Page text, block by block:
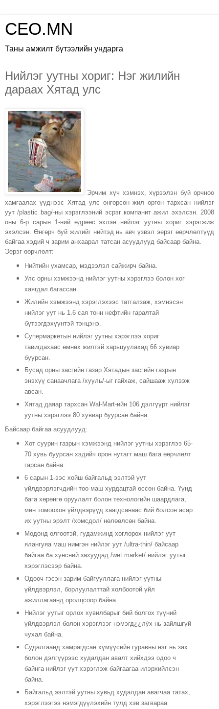
CEO.MN
Таны амжилт бүтээлийн ундарга
Нийлэг уутны хориг: Нэг жилийн
дараах Хятад улс
Эрчим хүч хэмнэх, хүрээлэн буй орчноо
хамгаалах үүднээс Хятад улс өнгөрсөн жилөргөн тархсан нийлэг
уут /plastic bag/-ны хэрэглээний эсрэг компанит ажил эхэлсэн. 2008
оны 6-р сарын 1-ний өдрөөс эхлэн нийлэг уутны хориг хэрэгжиж
эхэлсэн. Өнгөрч буй жилийг нийтэд нь авч үзвэл эерэг өөрчлөлтүүд
байгаа хэдий ч зарим анхаарал татсан асуудлууд байсаар байна.
Эерэг өөрчлөлт:
Нийтийн ухамсар, мэдээлэл сайжирч байна.
Улс орны хэмжээнд нийлэг уутны хэрэглээ болон хог
хаягдал багассан.
Жилийн хэмжээнд хэрэглэхээс татгалзаж, хэмнэсэн
нийлэг уут нь 1.6 сая тонн нефтийн гаралтай
бүтээгдэхүүнтэй тэнцэнэ.
Супермаркетын нийлэг уутны хэрэглээ хориг
тавигдахаас өмнөх жилтэй харьцуулахад 66 хувиар
буурсан.
Бусад орны засгийн газар Хятадын засгийн газрын
энэхүү санаачлага /хууль/-ыг гайхаж, сайшааж хүлээж
авсан.
Хятад даяар тархсан Wal-Mart-ийн 106 дэлгүүрт нийлэг
уутны хэрэглээ 80 хувиар буурсан байна.
Байсаар байгаа асуудлууд:
Хот суурин газрын хэмжээнд нийлэг уутны хэрэглээ 65-
70 хувь буурсан хэдийч орон нутагт маш бага өөрчлөлт
гарсан байна.
6 сарын 1-ээс хойш байгальд ээлтэй уут
үйлдвэрлэгчдийн тоо маш хурдацтай өссөн байна. Үүнд
бага хөрөнгө оруулалт болон технологийн шаардлага,
мөн томоохон үйлдвэрүүд хаагдсанаас бий болсон асар
их уутны эрэлт /хомсдол/ нөлөөлсөн байна.
Модонд өлгөөтэй, гудамжинд хөглөрөх нийлэг уут
ялангуяа маш нимгэн нийлэг уут /ultra-thin/ байсаар
байгаа ба хүнсний захуудад /wet market/ нийлэг уутыг
хэрэглэсээр байна.
Одооч гэсэн зарим байгууллага нийлэг уутны
үйлдвэрлэл, борлуулалттай холбоотой үйл
ажиллагаанд оролцсоор байна.
Нийлэг уутыг орлох хувилбарыг бий болгох түүний
үйлдвэрлэл болон хэрэглээг нэмэгд¿¿лýх нь зайлшгүй
чухал байна.
Судалгаанд хамрагдсан хүмүүсийн гуравны нэг нь зах
болон дэлгүүрээс худалдан авалт хийхдээ одоо ч
байнга нийлэг уут хэрэглэж байгаагаа илэрхийлсэн
байна.
Байгальд ээлтэй уутны хувьд худалдан авагчаа татах,
хэрэглээгээ нэмэгдүүлэхийн тулд хэв загвараа